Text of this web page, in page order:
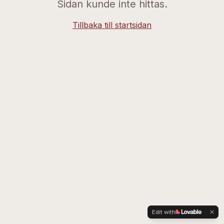
Sidan kunde inte hittas.
Tillbaka till startsidan
Edit with